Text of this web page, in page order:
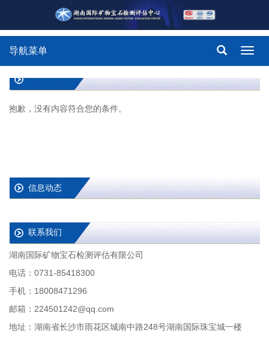
导航菜单
抱歉，没有内容符合您的条件。
信息动态
联系我们
湖南国际矿物宝石检测评估有限公司
电话：0731-85418300
手机：18008471296
邮箱：224501242@qq.com
地址：湖南省长沙市雨花区城南中路248号湖南国际珠宝城一楼